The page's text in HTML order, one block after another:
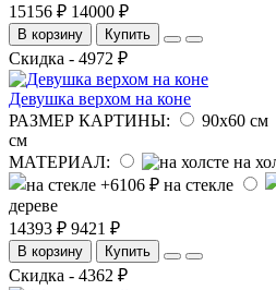
15156 ₽ 14000 ₽
В корзину Купить
Скидка - 4972 ₽
Девушка верхом на коне
РАЗМЕР КАРТИНЫ:
90х60 см
см
МАТЕРИАЛ:
на
на стекле
дереве
14393 ₽ 9421 ₽
В корзину Купить
Скидка - 4362 ₽